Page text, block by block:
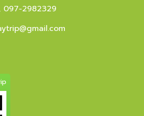
097-2982329